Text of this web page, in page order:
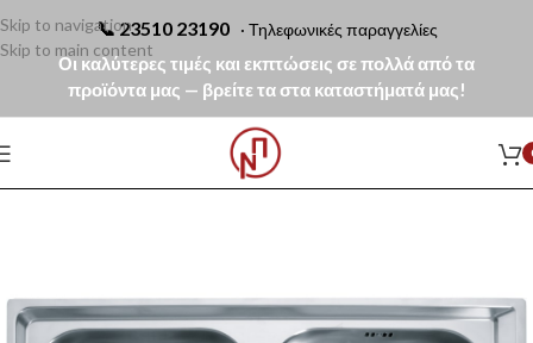
📞23510 23190 · Τηλεφωνικές παραγγελίες
Οι καλύτερες τιμές και εκπτώσεις σε πολλά από τα
προϊόντα μας — βρείτε τα στα καταστήματά μας!
Skip to navigation
Skip to main content